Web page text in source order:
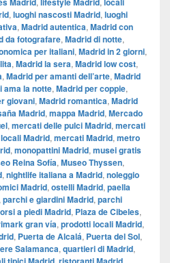
, luoghi nascosti Madrid, luoghi
, Madrid autentica, Madrid con
da fotografare, Madrid di notte,
per italiani, Madrid in 2 giorni,
, Madrid la sera, Madrid low cost,
, Madrid per amanti dell’arte, Madrid
ama la notte, Madrid per coppie,
giovani, Madrid romantica, Madrid
Madrid, mappa Madrid, Mercado
, mercati delle pulci Madrid, mercati
Madrid, mercati Madrid, metro
, monopattini Madrid, musei gratis
Reina Sofía, Museo Thyssen,
, nightlife italiana a Madrid, noleggio
Madrid, ostelli Madrid, paella
parchi e giardini Madrid, parchi
a piedi Madrid, Plaza de Cibeles,
gran vía, prodotti locali Madrid,
, Puerta de Alcalá, Puerta del Sol,
Salamanca, quartieri di Madrid,